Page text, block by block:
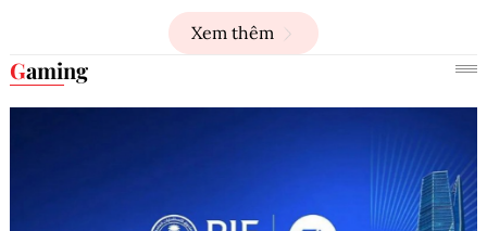
Xem thêm
Gaming